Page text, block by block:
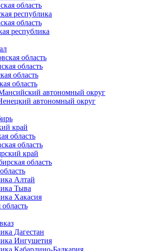
область
республика
область
республика
область
область
область
область
автономный округ
автономный округ
край
область
область
край
область
Алтай
Тыва
Хакасия
Дагестан
Ингушетия
Кабардино-Балкария